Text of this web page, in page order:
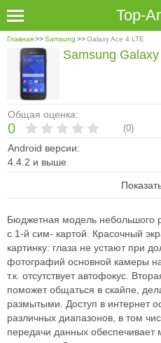
Top-
Главная>>Samsung >>Galaxy Ace 4 LTE
Общая оценка:
0 (0)
Android версии:
4.4.2 и выше
Samsung
Бюджетная модель небольшого
с 1-й сим- картой. Красочный
картинку: глаза не устают при
фотографий основной камеры
т.к. отсутствует автофокус.
поможетобщаться в скайпе,
размытыми. Доступ в интернет
различных диапазонов, в том
передачи данных